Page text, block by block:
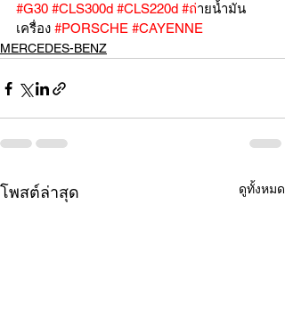
#G30 #CLS300d #CLS220d #ถ่ายน้ำมัน
เครื่อง #PORSCHE #CAYENNE
MERCEDES-BENZ
โพสต์ล่าสุด ดูทั้งหมด